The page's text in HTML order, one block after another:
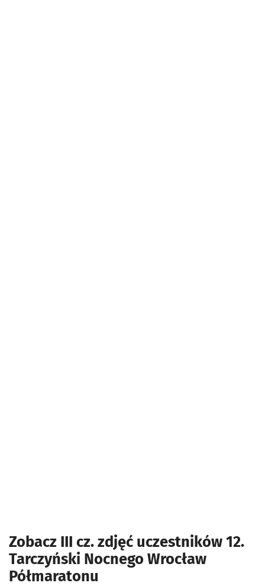
Zobacz III cz. zdjęć uczestników 12.
Tarczyński Nocnego Wrocław
Półmaratonu